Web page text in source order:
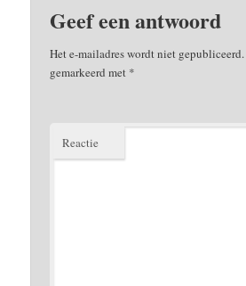
Geef een antwoord
Het e-mailadres wordt niet gepubliceerd.
gemarkeerd met *
Reactie